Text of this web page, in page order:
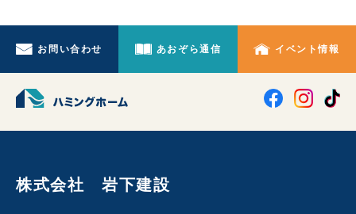
お問い合わせ あおぞら通信 イベント情報
株式会社 岩下建設